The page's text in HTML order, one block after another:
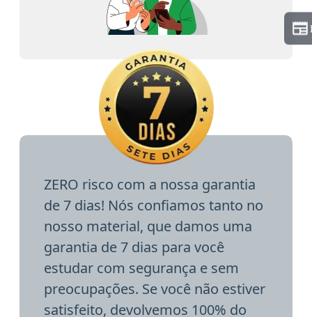
ZERO risco com a nossa garantia
de 7 dias! Nós confiamos tanto no
nosso material, que damos uma
garantia de 7 dias para você
estudar com segurança e sem
preocupações. Se você não estiver
satisfeito, devolvemos 100% do